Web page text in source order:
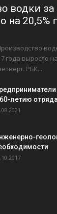
водки
на 20,5%
года выросло
РБК...
летию